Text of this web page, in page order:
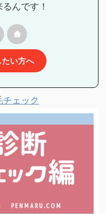
んです！
い方へ
ェック